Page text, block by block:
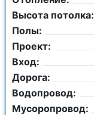
Высота потолка:
Полы:
Проект:
Вход:
Дорога:
Водопровод:
Мусоропровод: